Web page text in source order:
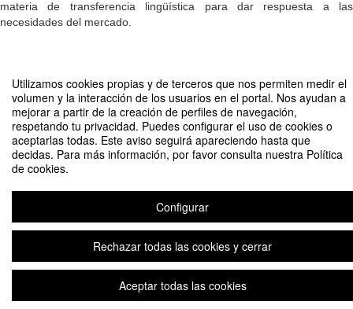
Utilizamos cookies propias y de terceros que nos permiten medir el
volumen y la interacción de los usuarios en el portal. Nos ayudan a
mejorar a partir de la creación de perfiles de navegación,
respetando tu privacidad. Puedes configurar el uso de cookies o
aceptarlas todas. Este aviso seguirá apareciendo hasta que
decidas. Para más información, por favor consulta nuestra Política
de cookies.
Configurar
Rechazar todas las cookies y cerrar
Aceptar todas las cookies
materia de transferencia lingüística para dar respuesta a las
necesidades del mercado.
Compartir por email
Organizado por GRADO EN TRADUCCIÓN E INTERPRETACIÓN UCAM
Copyright © 2026